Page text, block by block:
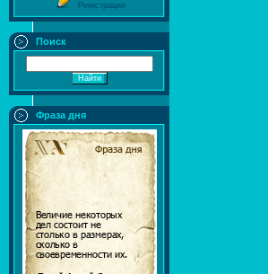
Регистрация
Поиск
Фраза дня